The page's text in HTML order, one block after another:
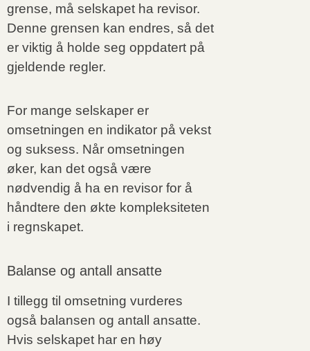
grense, må selskapet ha revisor.
Denne grensen kan endres, så det
er viktig å holde seg oppdatert på
gjeldende regler.
For mange selskaper er
omsetningen en indikator på vekst
og suksess. Når omsetningen
øker, kan det også være
nødvendig å ha en revisor for å
håndtere den økte kompleksiteten
i regnskapet.
Balanse og antall ansatte
I tillegg til omsetning vurderes
også balansen og antall ansatte.
Hvis selskapet har en høy